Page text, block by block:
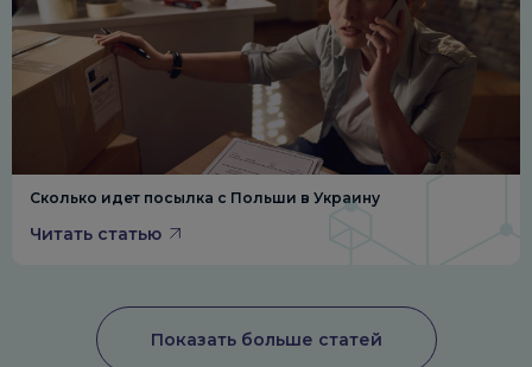
Сколько идет посылка с Польши в Украину
Читать статью
Показать больше статей